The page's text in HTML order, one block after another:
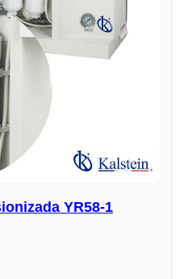
YR58-1